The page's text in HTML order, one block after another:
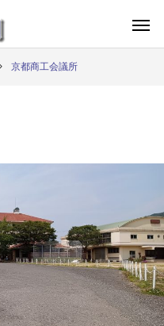
京都商工会議所